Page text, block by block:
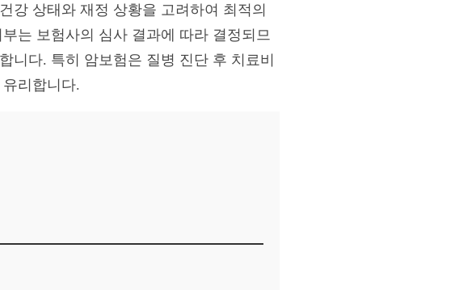
강 상태와 재정 상황을 고려하여 최적의
는 보험사의 심사 결과에 따라 결정되므
니다. 특히 암보험은 질병 진단 후 치료비
리합니다.